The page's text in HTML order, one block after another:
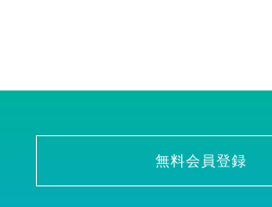
無料会員登録